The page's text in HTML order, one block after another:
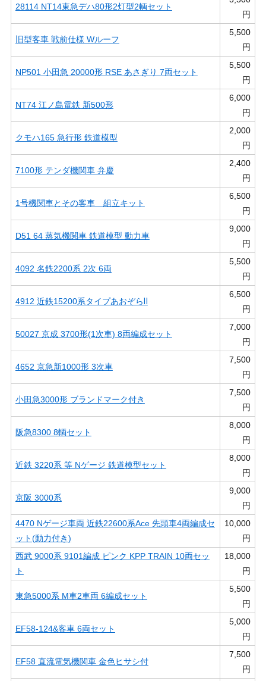
28114 NT14東急デハ80形2灯型2輌セット
円
旧型客車 戦前仕様 Wルーフ
5,500
円
NP501 小田急 20000形 RSE あさぎり 7両セット
5,500
円
NT74 江ノ島電鉄 新500形
6,000
円
クモハ165 急行形 鉄道模型
2,000
円
7100形 テンダ機関車 弁慶
2,400
円
1号機関車とその客車 組立キット
6,500
円
D51 64 蒸気機関車 鉄道模型 動力車
9,000
円
4092 名鉄2200系 2次 6両
5,500
円
4912 近鉄15200系タイプあおぞらⅡ
6,500
円
50027 京成 3700形(1次車) 8両編成セット
7,000
円
4652 京急新1000形 3次車
7,500
円
小田急3000形 ブランドマーク付き
7,500
円
阪急8300 8輌セット
8,000
円
近鉄 3220系 等 Nゲージ 鉄道模型セット
8,000
円
京阪 3000系
9,000
円
4470 Nゲージ車両 近鉄22600系Ace 先頭車4両編成セ
ット(動力付き)
10,000
円
西武 9000系 9101編成 ピンク KPP TRAIN 10両セッ
ト
18,000
円
東急5000系 M車2車両 6編成セット
5,500
円
EF58-124&客車 6両セット
5,000
円
EF58 直流電気機関車 金色ヒサシ付
7,500
円